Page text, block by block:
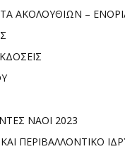
ΑΚΟΛΟΥΘΙΩΝ –
ΝΑΟΙ 2023
ΚΑΙ ΠΕΡΙΒΑΛΛΟΝΤΙΚΟ